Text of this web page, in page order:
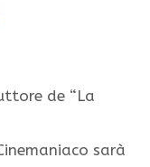
de “La
sarà